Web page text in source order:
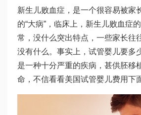
新生儿败血症，是一个很容易被家
的“大病”，临床上，新生儿败血症
常，没什么突出特点，一些家长往
没有什么。事实上， 试管婴儿要多
是一种十分严重的疾病，甚供胚移
命，不信看看美国试管婴儿费用 下